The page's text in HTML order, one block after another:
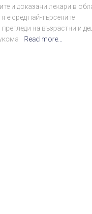
и доказани лекари в
е сред най-търсените
на възрастни и
Read more…